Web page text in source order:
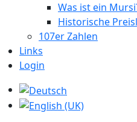
Was ist ein
Historische
107er Zahlen
Links
Login
Sprache auswählen